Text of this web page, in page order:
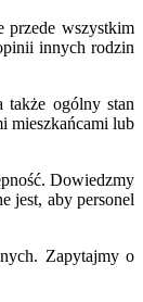
przede wszystkim
innych rodzin
także ogólny stan
mieszkańcami lub
Dowiedzmy
jest, aby personel
Zapytajmy o